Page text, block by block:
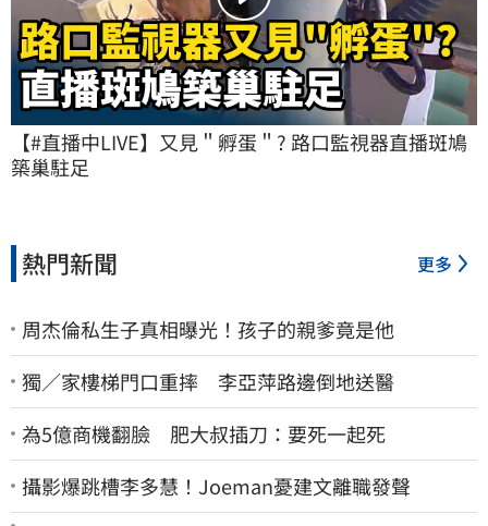
【#直播中LIVE】又見＂孵蛋＂? 路口監視器直播斑鳩
築巢駐足
熱門新聞 更多
周杰倫私生子真相曝光！孩子的親爹竟是他
獨／家樓梯門口重摔 李亞萍路邊倒地送醫
為5億商機翻臉 肥大叔插刀：要死一起死
攝影爆跳槽李多慧！Joeman憂建文離職發聲